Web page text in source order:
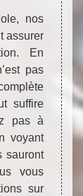
nos
assurer
En
pas
suffire
pas à
voyant
sauront
vous
sur